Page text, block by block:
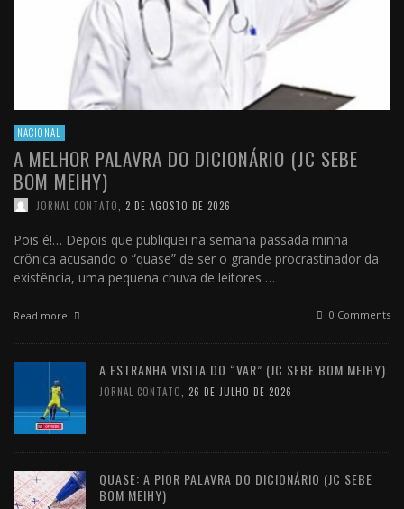
NACIONAL
A MELHOR PALAVRA DO DICIONÁRIO (JC SEBE
BOM MEIHY)
JORNAL CONTATO 2 DE AGOSTO DE 2026
Pois é!… Depois que publiquei na semana passada minha
crônica acusando o “quase” de ser o grande procrastinador da
existência, uma pequena chuva de leitores …
Read more 0 Comments
A ESTRANHA VISITA DO “VAR” (JC SEBE BOM MEIHY)
JORNAL CONTATO, 26 DE JULHO DE 2026
QUASE: A PIOR PALAVRA DO DICIONÁRIO (JC SEBE
BOM MEIHY)